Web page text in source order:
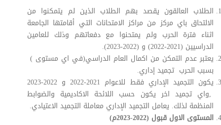
الطلاب العالقون يقصد بهم الطلاب الذين لم يتمكنوا من
الالتحاق باي مركز من مراكز الامتحانات التي أقامتها الجامعة
اثناء فترة الحرب ولم يمتحنوا مع دفعاتهم وذلك للعامين
الدراسيين (2021-2022) و (2022-2023).
يعتبر عدم التمكن من اكمال العام الدراسي(في اي مستوى )
بسبب الحرب تجميد إداري.
يكون التجميد الإداري فقط للاعوام 2021-2022 و 2022-2023
,واي تجميد اخر يكون حسب اللائحة الاكاديمية والضوابط
المنظمة لذلك. يعامل التجميد الإداري معاملة التجميد الاعتيادي.
المستوى الاول قبول (2022
-2023م)